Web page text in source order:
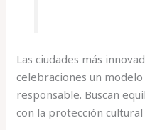
Las ciudades más
celebraciones un
responsable. Buscan
con la protección